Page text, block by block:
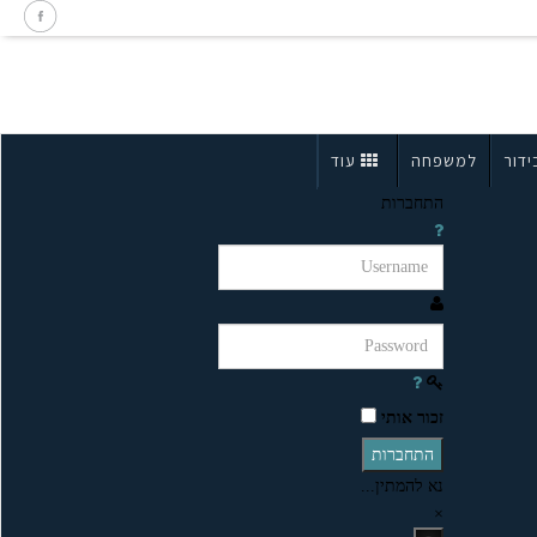
למשפחה עוד
התחברות
זכור אותי
התחברות
נא להמתין...
×